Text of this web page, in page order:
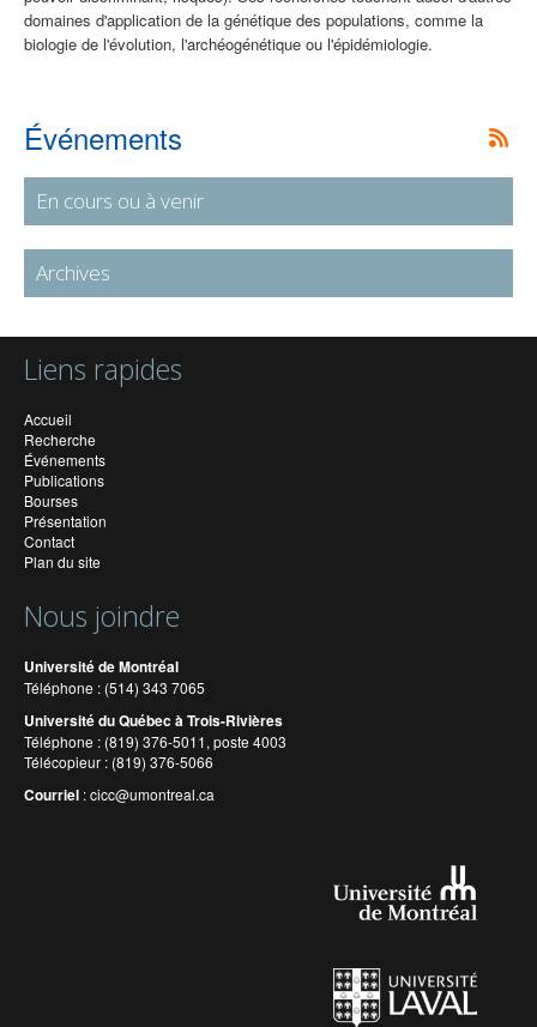
domaines d'application de la génétique des populations, comme la
biologie de l'évolution, l'archéogénétique ou l'épidémiologie.
Événements
En cours ou à venir
Archives
Liens rapides
Accueil
Recherche
Événements
Publications
Bourses
Présentation
Contact
Plan du site
Nous joindre
Université de Montréal
Téléphone : (514) 343 7065
Université du Québec à Trois-Rivières
Téléphone : (819) 376-5011, poste 4003
Télécopieur : (819) 376-5066
Courriel :cicc@umontreal.ca